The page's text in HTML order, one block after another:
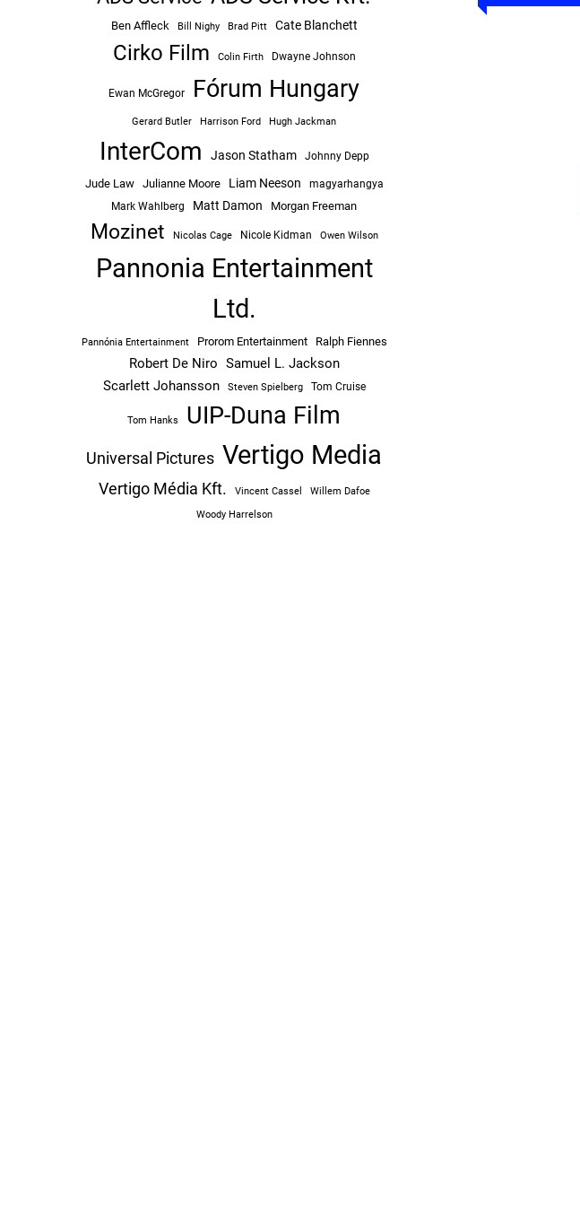
Ben Affleck Bill Nighy Brad Pitt Cate Blanchett
Cirko Film Colin Firth Dwayne Johnson
Ewan McGregor Fórum Hungary
Gerard Butler Harrison Ford Hugh Jackman
InterCom Jason Statham Johnny Depp
Jude Law Julianne Moore Liam Neeson
magyarhangya
Mark Wahlberg
Matt Damon Morgan Freeman
Mozinet Nicolas Cage Nicole Kidman Owen Wilson
Pannonia Entertainment
Ltd.
Pannónia Entertainment Prorom Entertainment Ralph Fiennes
Robert De Niro Samuel L. Jackson
Scarlett Johansson
Steven Spielberg Tom Cruise
Tom Hanks UIP-Duna Film
Universal Pictures Vertigo Media
Vertigo Média Kft. Vincent Cassel
Willem Dafoe
Woody Harrelson